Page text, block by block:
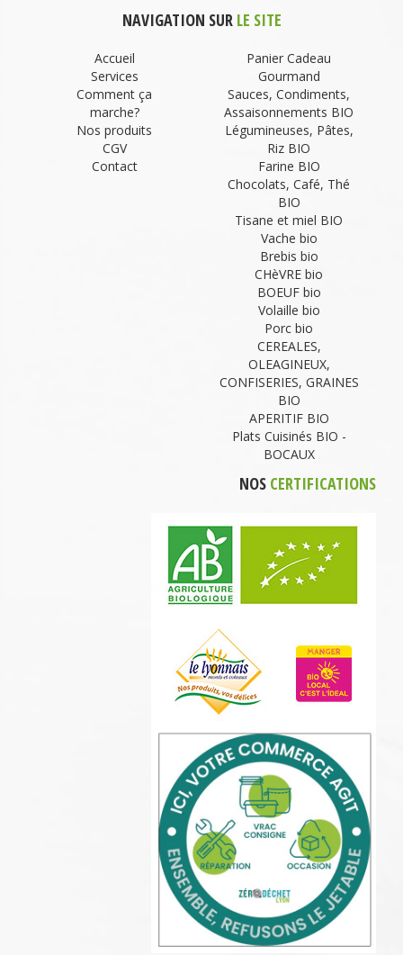
NAVIGATION SUR LE SITE
Accueil
Services
Comment ça
marche?
Nos produits
CGV
Contact
Panier Cadeau
Gourmand
Sauces, Condiments,
Assaisonnements BIO
Légumineuses, Pâtes,
Riz BIO
Farine BIO
Chocolats, Café, Thé
BIO
Tisane et miel BIO
Vache bio
Brebis bio
CHèVRE bio
BOEUF bio
Volaille bio
Porc bio
CEREALES,
OLEAGINEUX,
CONFISERIES, GRAINES
BIO
APERITIF BIO
Plats Cuisinés BIO -
BOCAUX
NOS CERTIFICATIONS